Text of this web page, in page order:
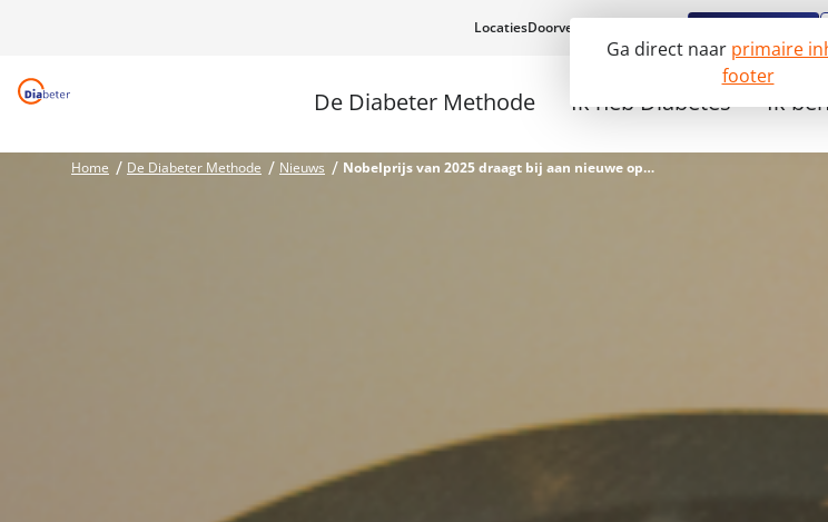
Ga direct naar primaire
footer
De Diabeter Methode Ik heb Diabetes Ik
LocatiesDoorverwijzen
Home De Diabeter Methode Nieuws Nobelprijs van 2025 draagt bij aan nieuwe oplossingen voor type 1-diabetes.